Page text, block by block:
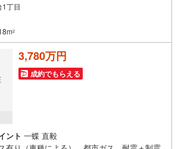
丁目
2
3,780万円
成約でもらえる
ント 一蝶 直毅